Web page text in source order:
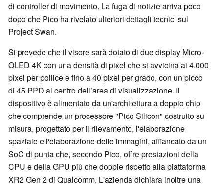
di controller di movimento. La fuga di notizie arriva poco
dopo che Pico ha rivelato ulteriori dettagli tecnici sul
Project Swan.
Si prevede che il visore sarà dotato di due display Micro-
OLED 4K con una densità di pixel che si avvicina ai 4.000
pixel per pollice e fino a 40 pixel per grado, con un picco
di 45 PPD al centro dell’area di visualizzazione. Il
dispositivo è alimentato da un'architettura a doppio chip
che comprende un processore "Pico Silicon" costruito su
misura, progettato per il rilevamento, l'elaborazione
spaziale e l'elaborazione delle immagini, affiancato da un
SoC di punta che, secondo Pico, offre prestazioni della
CPU e della GPU più che doppie rispetto alla piattaforma
XR2 Gen 2 di Qualcomm. L'azienda dichiara inoltre una